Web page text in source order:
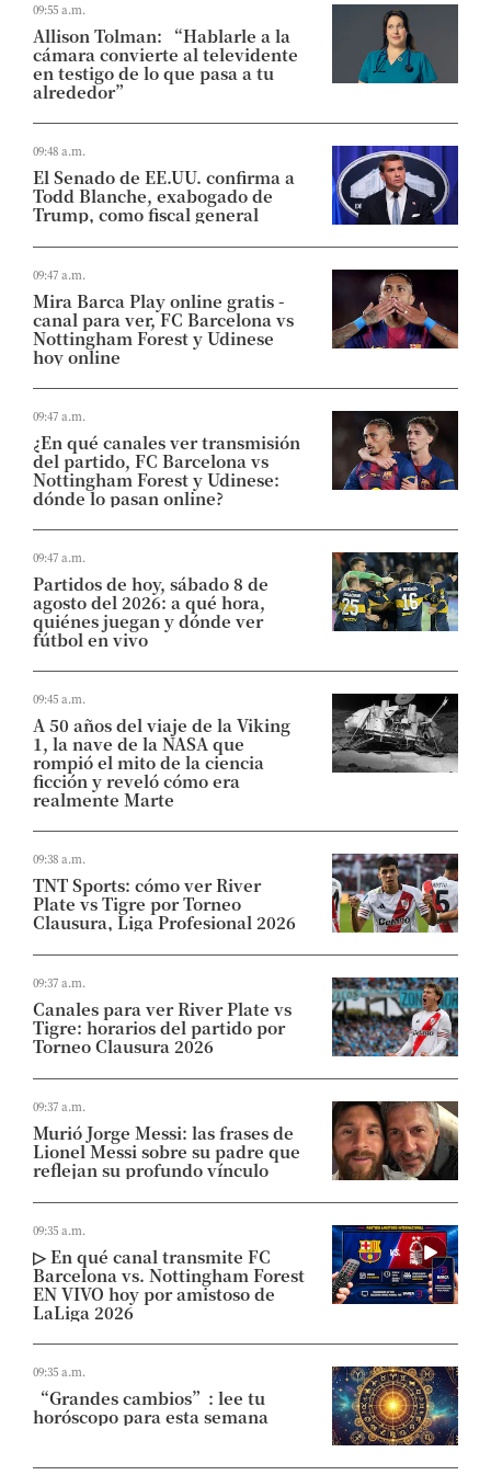
09:55 a.m.
Allison Tolman: “Hablarle a la
cámara convierte al televidente
en testigo de lo que pasa a tu
alrededor”
09:48 a.m.
El Senado de EE.UU. confirma a
Todd Blanche, exabogado de
Trump, como fiscal general
09:47 a.m.
Mira Barca Play online gratis -
canal para ver, FC Barcelona vs
Nottingham Forest y Udinese
hoy online
09:47 a.m.
¿En qué canales ver transmisión
del partido, FC Barcelona vs
Nottingham Forest y Udinese:
dónde lo pasan online?
09:47 a.m.
Partidos de hoy, sábado 8 de
agosto del 2026: a qué hora,
quiénes juegan y dónde ver
fútbol en vivo
09:45 a.m.
A 50 años del viaje de la Viking
1, la nave de la NASA que
rompió el mito de la ciencia
ficción y reveló cómo era
realmente Marte
09:38 a.m.
TNT Sports: cómo ver River
Plate vs Tigre por Torneo
Clausura, Liga Profesional 2026
09:37 a.m.
Canales para ver River Plate vs
Tigre: horarios del partido por
Torneo Clausura 2026
09:37 a.m.
Murió Jorge Messi: las frases de
Lionel Messi sobre su padre que
reflejan su profundo vínculo
09:35 a.m.
▷ En qué canal transmite FC
Barcelona vs. Nottingham Forest
EN VIVO hoy por amistoso de
LaLiga 2026
09:35 a.m.
“Grandes cambios”: lee tu
horóscopo para esta semana